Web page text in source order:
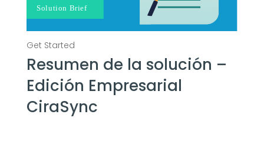
Resumen de la solución –
Edición Empresarial
CiraSync